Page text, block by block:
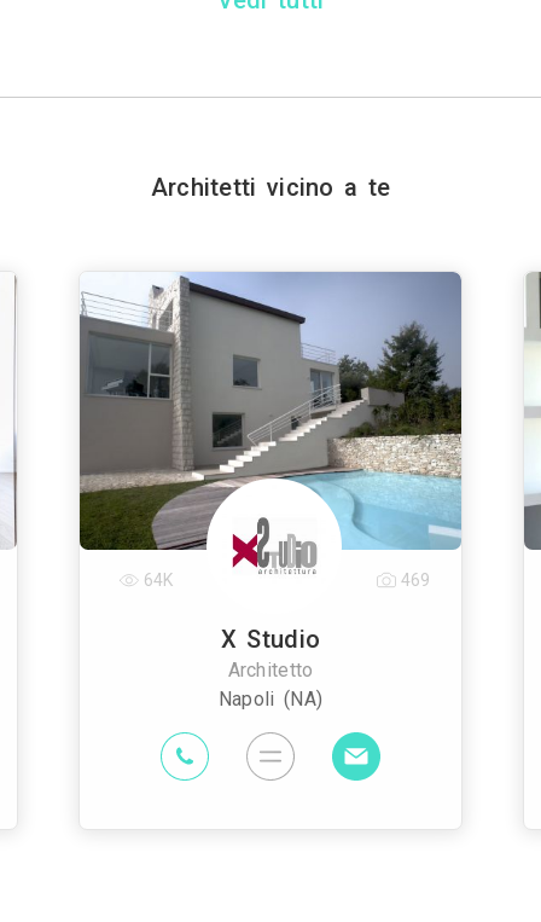
Architetti vicino a te
X Studio
Architetto
Napoli (NA)
64K 469